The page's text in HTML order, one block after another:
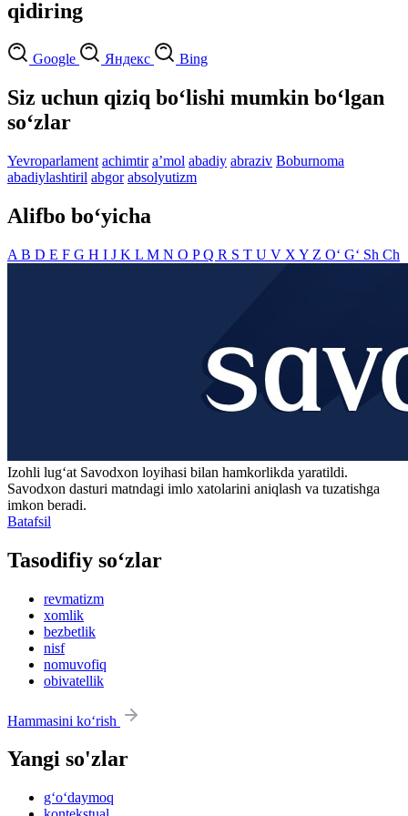
qidiring
Google Яндекс Bing
Siz uchun qiziq bo‘lishi mumkin bo‘lgan
so‘zlar
Yevroparlament achimtir aʼmol abadiy abraziv Boburnoma
abadiylashtiril abgor absolyutizm
Alifbo bo‘yicha
A B D E F G H I J K L M N O PQ R S T U V X Y Z O‘ G‘ Sh Ch
Izohli lugʻat Savodxon loyihasi bilan hamkorlikda yaratildi.
Savodxon dasturi matndagi imlo xatolarini aniqlash va tuzatishga
imkon beradi.
Batafsil
Tasodifiy so‘zlar
revmatizm
xomlik
bezbetlik
nisf
nomuvofiq
obivatellik
Hammasini ko‘rish
Yangi so'zlar
g‘o‘daymoq